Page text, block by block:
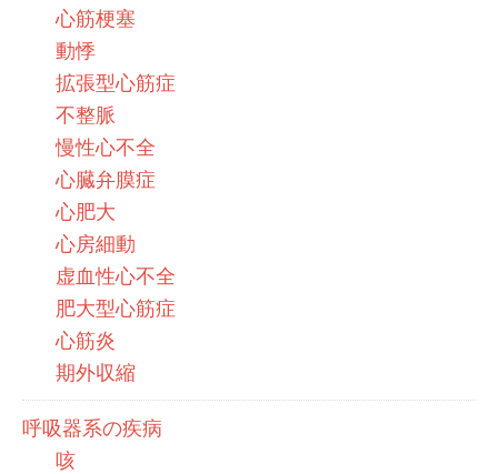
心筋梗塞
動悸
拡張型心筋症
不整脈
慢性心不全
心臓弁膜症
心肥大
心房細動
虚血性心不全
肥大型心筋症
心筋炎
期外収縮
呼吸器系の疾病
咳